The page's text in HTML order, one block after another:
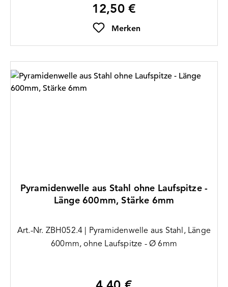
Regulärer Preis:
12,50 €
Merken
Pyramidenwelle aus Stahl ohne Laufspitze -
Länge 600mm, Stärke 6mm
Art.-Nr. ZBH052.4 | Pyramidenwelle aus Stahl, Länge
600mm, ohne Laufspitze - Ø 6mm
Regulärer Preis: